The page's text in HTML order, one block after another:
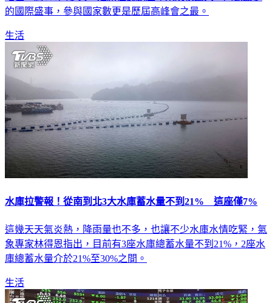
的國際盛事，參與國家數更是歷屆高峰會之最。
生活
水庫拉警報！從南到北3大水庫蓄水量不到21% 這座僅7%
這幾天天氣炎熱，降雨量也不多，也讓不少水庫水情吃緊，氣
象專家林得恩指出，目前有3座水庫總蓄水量不到21%，2座水
庫總蓄水量介於21%至30%之間。
生活